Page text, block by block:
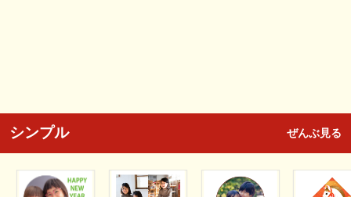
シンプル ぜんぶ見る